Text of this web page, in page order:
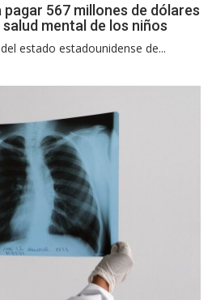
567 millones de dólares
mental de los niños
estado estadounidense de...